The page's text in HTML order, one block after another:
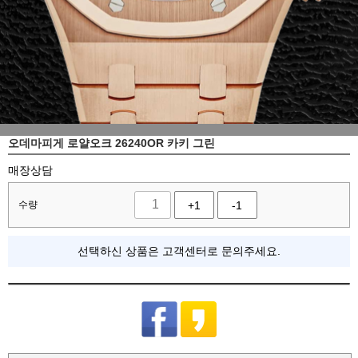
오데마피게 로얄오크 26240OR 카키 그린
매장상담
수량 +1 -1
선택하신 상품은 고객센터로 문의주세요.